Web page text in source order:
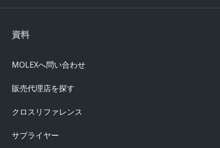
資料
MOLEXへ問い合わせ
販売代理店を探す
クロスリファレンス
サプライヤー